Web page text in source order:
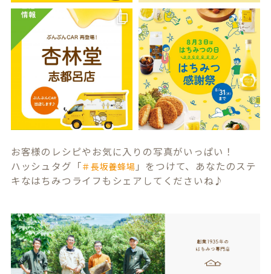
お客様のレシピやお気に入りの写真がいっぱい！
ハッシュタグ「＃長坂養蜂場 」をつけて、あなたのステ
キなはちみつライフもシェアしてくださいね♪